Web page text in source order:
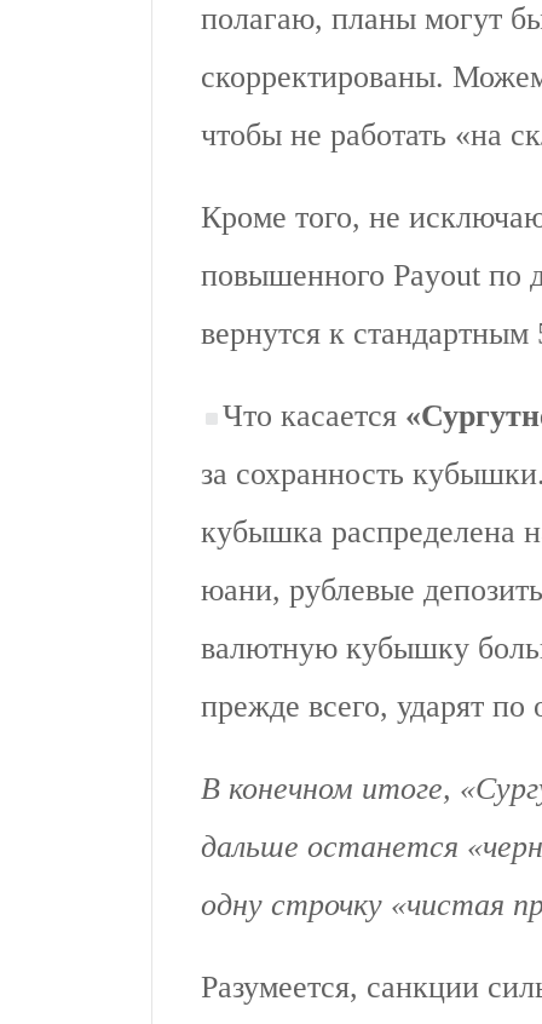
полагаю, планы могут
скорректированы.
чтобы не работать «на
Кроме того, не
повышенного Payout по
вернутся к
Что касается
за сохранность
кубышка распределена
юани, рублевые
валютную кубышку
прежде всего, ударят
В конечном итоге,
дальше останется
одну строчку «чистая
Разумеется, санкции